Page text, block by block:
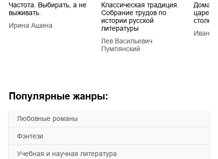
Популярные жанры:
любовные романы
фэнтези
учебная и научная литература
Частота. Выбирать, а не
выживать.
Ирина Ашина
Классическая традиция.
Собрание трудов по
истории русской
литературы
Лев Васильевич
Пумпянский
царей
Иван